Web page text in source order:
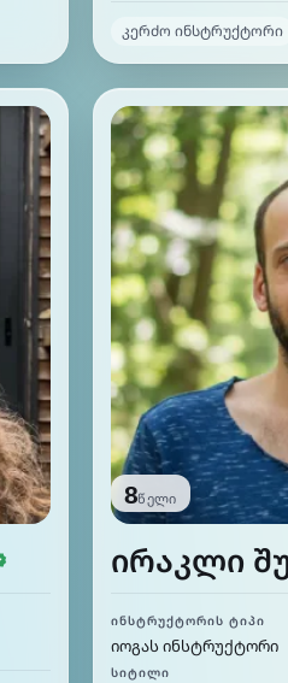
კერძო ინსტრუქტორი
8წელი
ირაკლი
ᲘᲜᲡᲢᲠᲣᲥᲢᲝᲠᲘᲡ ᲢᲘᲞᲘ
იოგას ინსტრუქტორი
ᲡᲘᲢᲘᲚᲘ